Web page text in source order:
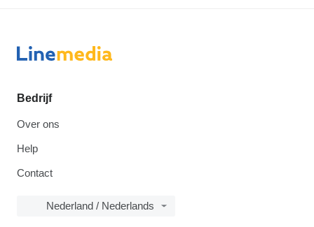
Bedrijf
Over ons
Help
Contact
Nederland / Nederlands